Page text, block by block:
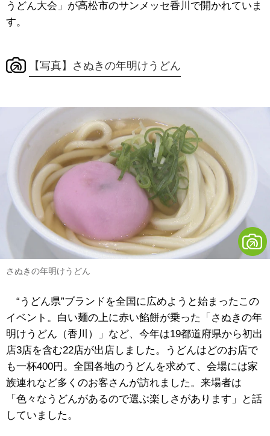
うどん大会」が高松市のサンメッセ香川で開かれていま
す。
【写真】さぬきの年明けうどん
さぬきの年明けうどん
“うどん県”ブランドを全国に広めようと始まったこの
イベント。白い麺の上に赤い餡餅が乗った「さぬきの年
明けうどん（香川）」など、今年は19都道府県から初出
店3店を含む22店が出店しました。うどんはどのお店で
も一杯400円。全国各地のうどんを求めて、会場には家
族連れなど多くのお客さんが訪れました。来場者は
「色々なうどんがあるので選ぶ楽しさがあります」と話
していました。